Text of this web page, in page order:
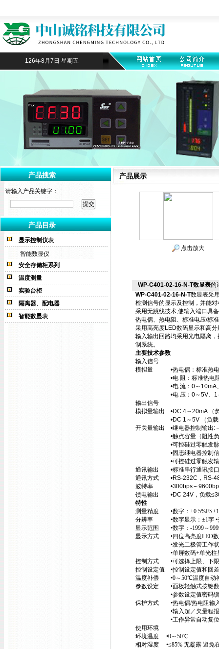
126年8月7日 星期五
产品搜索
请输入产品关键字：
产品目录
显示控制仪表
智能数显仪
安全存储柜系列
温度测量
实验台柜
隔离器、配电器
智能数显表
产品展示
点击放大
WP-C401-02-16-N-T数显表的
WP-C401-02-16-N-T数显表采
检测信号的显示及控制，并能
采用无跳线技术,使输入端口具
热电偶、热电阻、标准电压/标
采用高亮度LED数码显示和高
输入输出回路均采用光电隔离
制系统。
主要技术参数
输入信号
模拟量 •热电偶：标准热电
•电 阻：标准热电阻
•电 流：0～10mA、4～
•电 压：0～5V、1～5V
输出信号
模拟量输出 •DC 4～20mA （
•DC 1～5V （负载电阻
开关量输出 •继电器控制输出:
•触点容量（阻性负载
•可控硅过零触发脉冲输
•固态继电器控制信号输
•可控硅过零触发输出—
通讯输出 •标准串行通讯接口
通讯方式 •RS-232C，RS-
波特率 •300bps～9600bps
馈电输出 •DC 24V，负载
特性
测量精度 •数字：
分辨率 •数字显示：±1字 •
显示范围 •数字：-1999～
显示方式 •四位高亮度LED数
•发光二极管工作状态显
•单屏数码+单光柱显示
控制方式 •可选择上限、下限
控制设定值 •控制设定值和回
温度补偿 •0～50℃温度自动
参数设定 •面板轻触式按键
•参数设定值密码锁
保护方式 •热电偶/热电阻输
•输入超／欠量程报
•工作异常自动复位
使用环境
环境温度 •0～50℃
相对湿度 •≤85% 无凝露 避免